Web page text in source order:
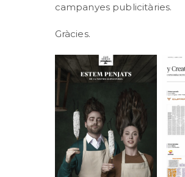
campanyes publicitàries.
Gràcies.